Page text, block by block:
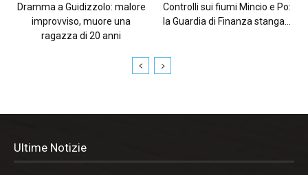
Dramma a Guidizzolo: malore
improvviso, muore una
ragazza di 20 anni
Controlli sui fiumi Mincio e Po:
la Guardia di Finanza stanga...
Ultime Notizie